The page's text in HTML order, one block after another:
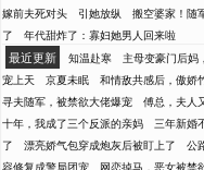
嫁前夫死对头
引她放纵 搬空婆家！随
了
年代甜炸了：寡妇她男人回来啦
最近更新 知温赴寒 主母变豪门后妈
宠上天
京夏未眠 和情敌共感后，傲娇
寻夫随军，被禁欲大佬爆宠
傅总，夫人
十年，我成了三个反派的亲妈
三年新婚
了
漂亮娇气包穿成炮灰后被盯上了 公
容修复成警局团宠
网恋掉马，恶女被禁